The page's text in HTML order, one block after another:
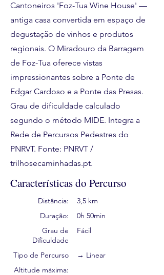
Cantoneiros 'Foz-Tua Wine House' —
antiga casa convertida em espaço de
degustação de vinhos e produtos
regionais. O Miradouro da Barragem
de Foz-Tua oferece vistas
impressionantes sobre a Ponte de
Edgar Cardoso e a Ponte das Presas.
Grau de dificuldade calculado
segundo o método MIDE. Integra a
Rede de Percursos Pedestres do
PNRVT. Fonte: PNRVT /
trilhosecaminhadas.pt.
Características do Percurso
Distância:
Duração:
Grau de
Dificuldade
Tipo de Percurso
Altitude máxima:
3,5 km
0h 50min
Fácil
→ Linear